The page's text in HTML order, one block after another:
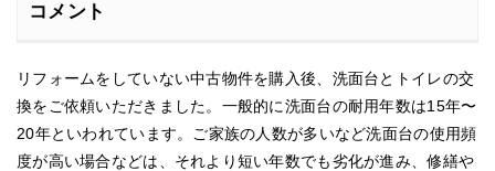
コメント
リフォームをしていない中古物件を購入後、洗面台とトイレの交
換をご依頼いただきました。一般的に洗面台の耐用年数は15年〜
20年といわれています。ご家族の人数が多いなど洗面台の使用頻
度が高い場合などは、それより短い年数でも劣化が進み、修繕や